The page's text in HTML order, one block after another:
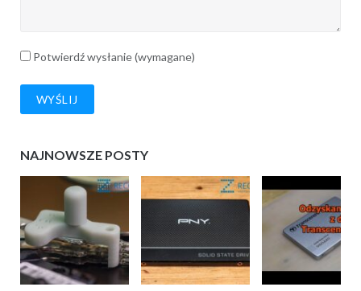
Potwierdź wysłanie (wymagane)
NAJNOWSZE POSTY